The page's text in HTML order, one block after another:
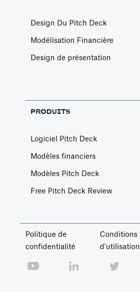
Design Du Pitch Deck
Modélisation Financière
Design de présentation
PRODUITS
Logiciel Pitch Deck
Modèles financiers
Modèles Pitch Deck
Free Pitch Deck Review
Politique de
confidentialité
Conditions
d'utilisation